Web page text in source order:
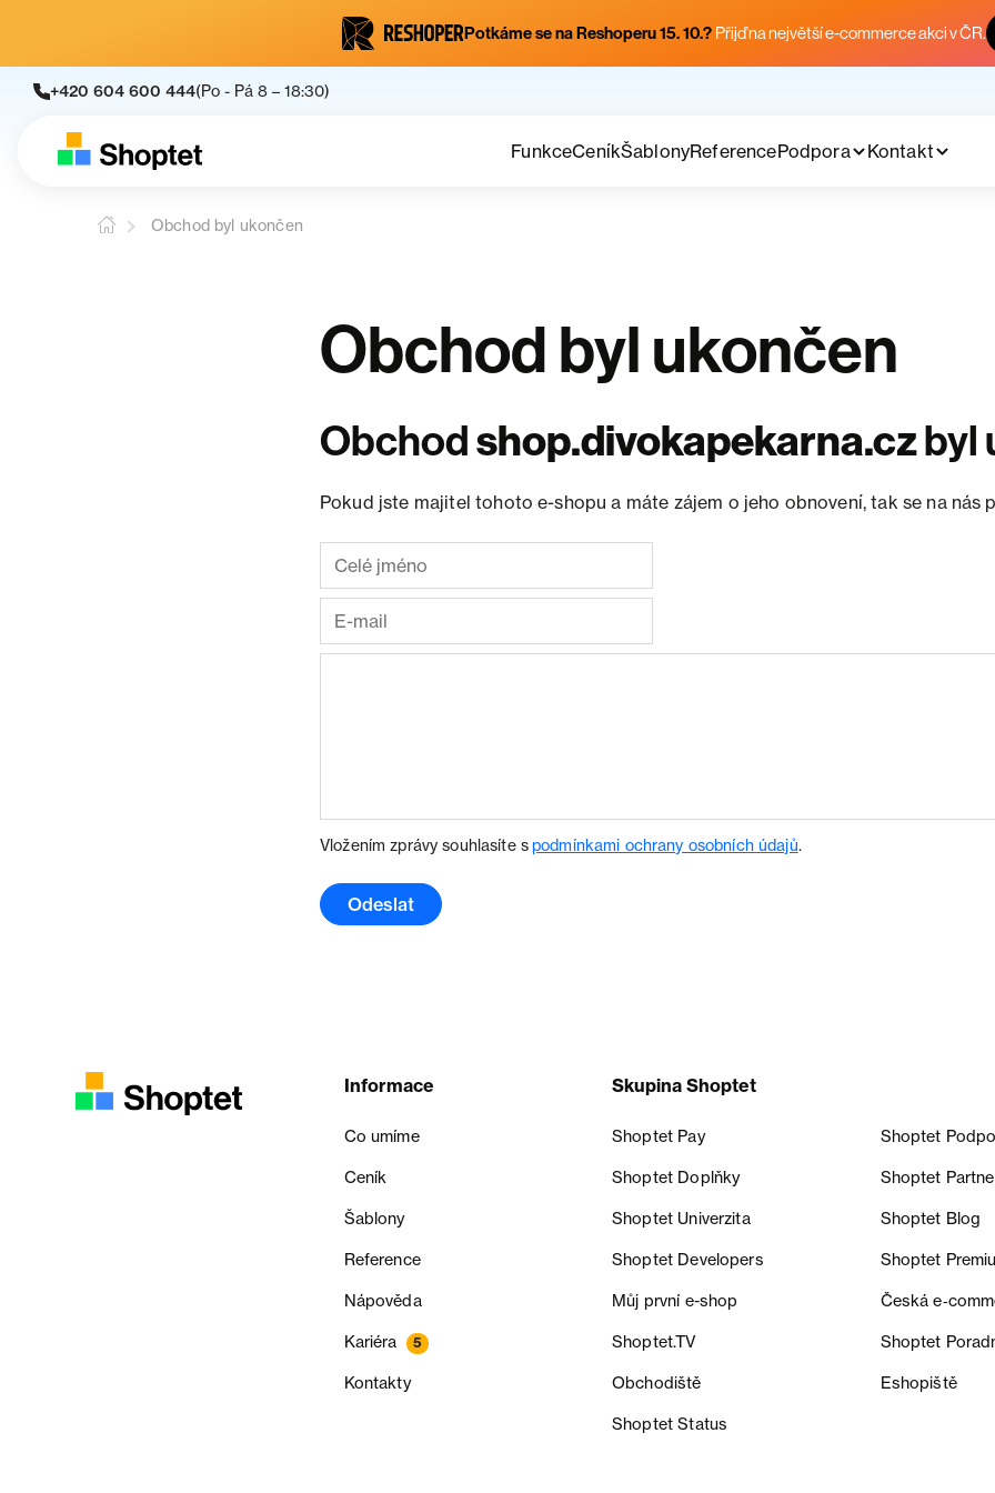
Potkáme se na Reshoperu 15. 10.? Přijď na největší e-commerce akci v ČR.
+420 604 600 444(Po - Pá 8 – 18:30)
FunkceCeníkŠablonyReferencePodpora Kontakt
Obchod byl ukončen
Obchod byl ukončen
Obchodshop.divokapekarna.czbyl
Pokud jste majitel tohoto e-shopu a máte zájem o jeho obnovení, tak se na nás
Vložením zprávy souhlasíte spodmínkami ochrany osobních údajů.
Odeslat
Informace
Co umíme
Ceník
Šablony
Reference
Nápověda
Kariéra 5
Kontakty
Skupina Shoptet
Shoptet Pay Shoptet
Shoptet Doplňky Shoptet
Shoptet Univerzita Shoptet Blog
Shoptet Developers Shoptet
Můj první e-shop Česká
Shoptet.TV Shoptet
Obchodiště Eshopiště
Shoptet Status